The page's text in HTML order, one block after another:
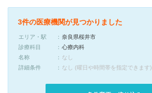
3件の医療機関が見つかりました
エリア・駅
奈良県桜井市
診療科目
心療内科
名称
なし
詳細条件
なし (曜日や時間帯を指定できます)